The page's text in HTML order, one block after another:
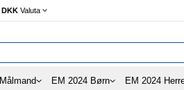
DKK Valuta
Målmand EM 2024 Børn EM 2024